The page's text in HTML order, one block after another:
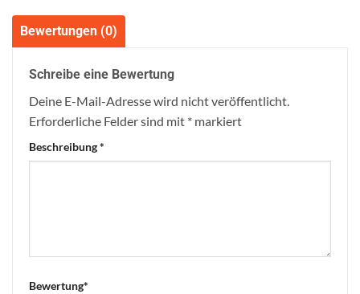
Bewertungen (0)
Schreibe eine Bewertung
Deine E-Mail-Adresse wird nicht veröffentlicht.
Erforderliche Felder sind mit * markiert
Beschreibung*
Bewertung*